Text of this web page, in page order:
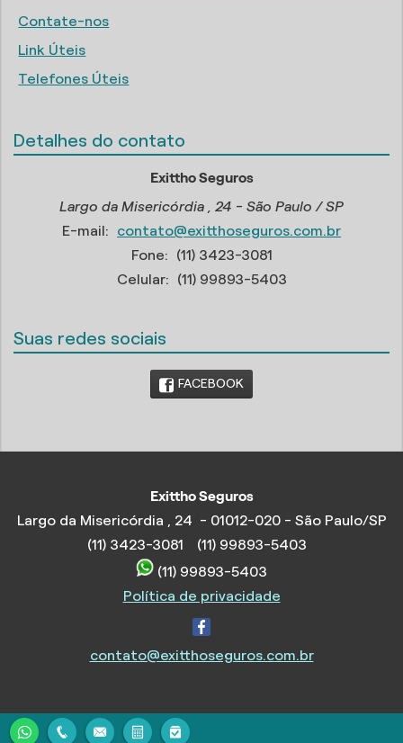
Contate-nos
Link Úteis
Telefones Úteis
Detalhes do contato
Exittho Seguros
Largo da Misericórdia , 24 - São Paulo / SP
E-mail:
contato@exitthoseguros.com.br
Fone:
(11) 3423-3081
Celular:
(11) 99893-5403
Suas redes sociais
FACEBOOK
Exittho Seguros
Largo da Misericórdia , 24 - 01012-020 - São Paulo/SP
(11) 3423-3081
(11) 99893-5403
(11) 99893-5403
Política de privacidade
contato@exitthoseguros.com.br